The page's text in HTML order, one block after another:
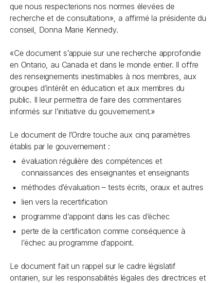
que nous respecterions nos normes élevées de
recherche et de consultation», a affirmé la présidente du
conseil, Donna Marie Kennedy.
«Ce document s’appuie sur une recherche approfondie
en Ontario, au Canada et dans le monde entier. Il offre
des renseignements inestimables à nos membres, aux
groupes d’intérêt en éducation et aux membres du
public. Il leur permettra de faire des commentaires
informés sur l’initiative du gouvernement.»
Le document de l’Ordre touche aux cinq paramètres
établis par le gouvernement :
évaluation régulière des compétences et
connaissances des enseignantes et enseignants
méthodes d’évaluation – tests écrits, oraux et autres
lien vers la recertification
programme d’appoint dans les cas d’échec
perte de la certification comme conséquence à
l’échec au programme d’appoint.
Le document fait un rappel sur le cadre législatif
ontarien, sur les responsabilités légales des directrices et